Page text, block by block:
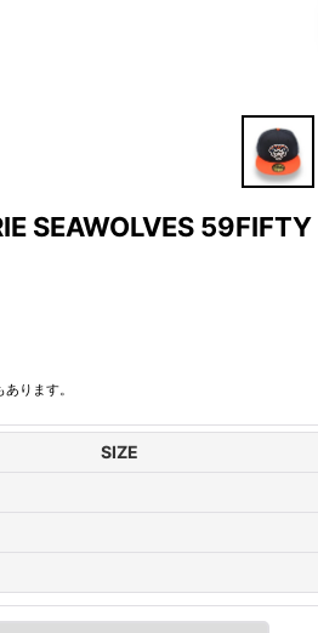
SEAWOLVES 59FIFTY
ります。
SIZE